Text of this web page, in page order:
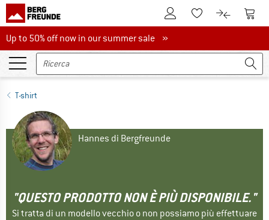
Al conto clienteAlla lista
Al Al
Up to 50% off now in our summer sale
Up to 50% off now in our summer sale »
T-shirt
Hannes di Bergfreunde
"QUESTO PRODOTTO NON È PIÙ DISPONIBILE."
Si tratta di un modello vecchio o non possiamo più effettuare